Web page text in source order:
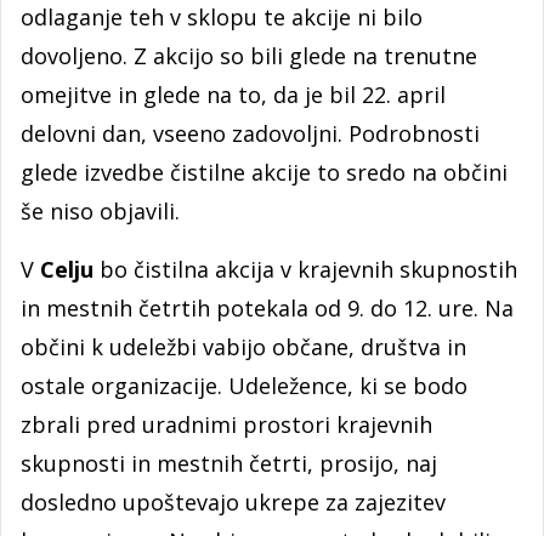
odlaganje teh v sklopu te akcije ni bilo
dovoljeno. Z akcijo so bili glede na trenutne
omejitve in glede na to, da je bil 22. april
delovni dan, vseeno zadovoljni. Podrobnosti
glede izvedbe čistilne akcije to sredo na občini
še niso objavili.
V Celju bo čistilna akcija v krajevnih skupnostih
in mestnih četrtih potekala od 9. do 12. ure. Na
občini k udeležbi vabijo občane, društva in
ostale organizacije. Udeležence, ki se bodo
zbrali pred uradnimi prostori krajevnih
skupnosti in mestnih četrti, prosijo, naj
dosledno upoštevajo ukrepe za zajezitev